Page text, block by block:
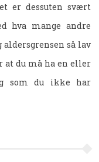
er dessuten svært
hva mange andre
så lav
at du må ha en eller
som du ikke har